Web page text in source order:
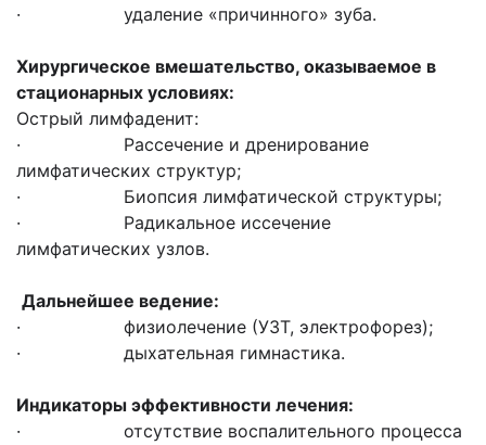
· удаление «причинного» зуба.
Хирургическое вмешательство, оказываемое в
стационарных условиях:
Острый лимфаденит:
· Рассечение и дренирование
лимфатических структур;
· Биопсия лимфатической структуры;
· Радикальное иссечение
лимфатических узлов.
Дальнейшее ведение:
· физиолечение (УЗТ, электрофорез);
· дыхательная гимнастика.
Индикаторы эффективности лечения:
· отсутствие воспалительного процесса